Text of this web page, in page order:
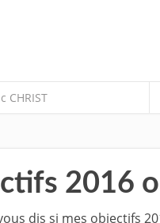
CHRIST
2016
dis si mes objectifs